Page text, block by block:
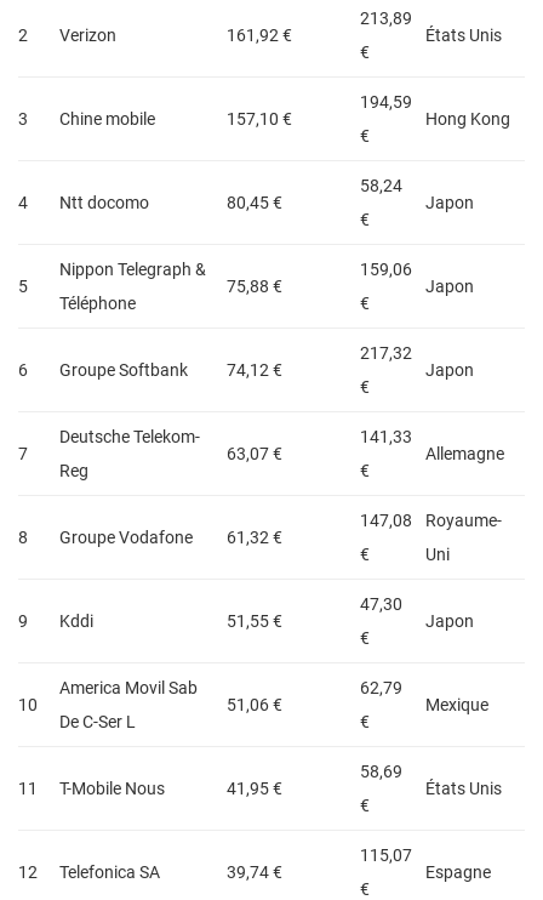
2 Verizon 161,92 €
213,89
€
États Unis
3 Chine mobile 157,10 €
194,59
€
Hong Kong
4 Ntt docomo 80,45 €
58,24
€
Japon
5
Nippon Telegraph &
Téléphone
75,88 €
159,06
€
Japon
6 Groupe Softbank 74,12 €
217,32
€
Japon
7
Deutsche Telekom-
Reg
63,07 €
141,33
€
Allemagne
8 Groupe Vodafone 61,32 €
147,08
€
Royaume-
Uni
9 Kddi 51,55 €
47,30
€
Japon
10
America Movil Sab
De C-Ser L
51,06 €
62,79
€
Mexique
11 T-Mobile Nous 41,95 €
58,69
€
États Unis
12 Telefonica SA 39,74 €
115,07
€
Espagne